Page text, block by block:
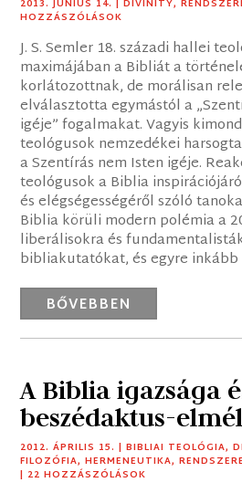
2013. JÚNIUS 14. |DIVINITY,
HOZZÁSZÓLÁSOK
J. S. Semler 18. századi hallei
maximájában a Bibliát a
korlátozottnak, de morálisan
elválasztotta egymástól a
igéje” fogalmakat. Vagyis
teológusok nemzedékei
a Szentírás nem Isten igéje.
teológusok a Biblia
és elégségességéről szóló
Biblia körüli modern polémia a
liberálisokra és
bibliakutatókat, és egyre inkább
BŐVEBBEN
A Biblia igazsága
beszédaktus-
2012. ÁPRILIS 15. |BIBLIAI TEOLÓGIA,
FILOZÓFIA,HERMENEUTIKA,
| 22 HOZZÁSZÓLÁSOK